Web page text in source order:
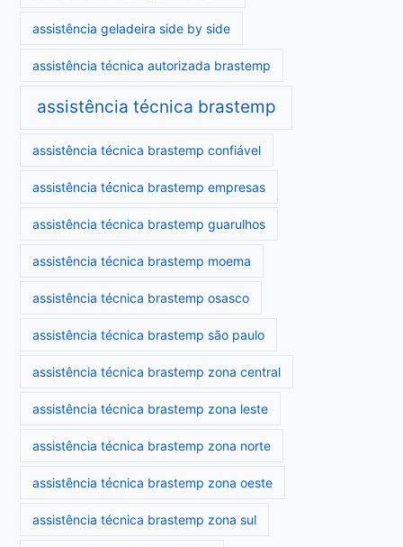
assistência geladeira side by side
assistência técnica autorizada brastemp
assistência técnica brastemp
assistência técnica brastemp confiável
assistência técnica brastemp empresas
assistência técnica brastemp guarulhos
assistência técnica brastemp moema
assistência técnica brastemp osasco
assistência técnica brastemp são paulo
assistência técnica brastemp zona central
assistência técnica brastemp zona leste
assistência técnica brastemp zona norte
assistência técnica brastemp zona oeste
assistência técnica brastemp zona sul